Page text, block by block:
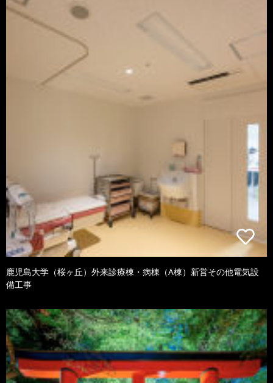
鹿児島大学（桜ヶ丘）外来診療棟・病棟（A棟）新営その他電気設
備工事